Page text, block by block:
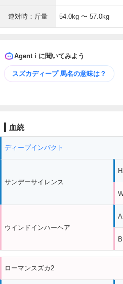
連対時：斤量 54.0kg 〜 57.0kg
Agent i に聞いてみよう
スズカディープ 馬名の意味は？
血統
ディープインパクト
サンデーサイレンス
ウインドインハーヘア
ローマンスズカ2